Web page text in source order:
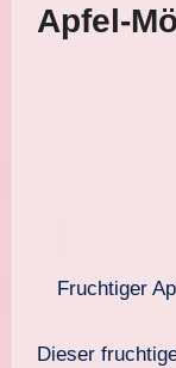
Apfel-
Fruchtiger
Dieser